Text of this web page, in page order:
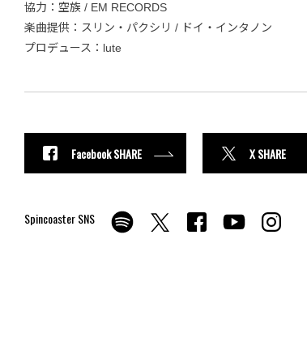
協力：空族 / EM RECORDS
楽曲提供：スリン・パクシリ / ドイ・インタノン
プロデュース：lute
Facebook SHARE X SHARE
Spincoaster SNS